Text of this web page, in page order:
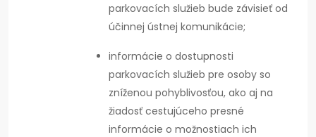
parkovacích služieb bude závisieť od
účinnej ústnej komunikácie;
informácie o dostupnosti
parkovacích služieb pre osoby so
zníženou pohyblivosťou, ako aj na
žiadosť cestujúceho presné
informácie o možnostiach ich